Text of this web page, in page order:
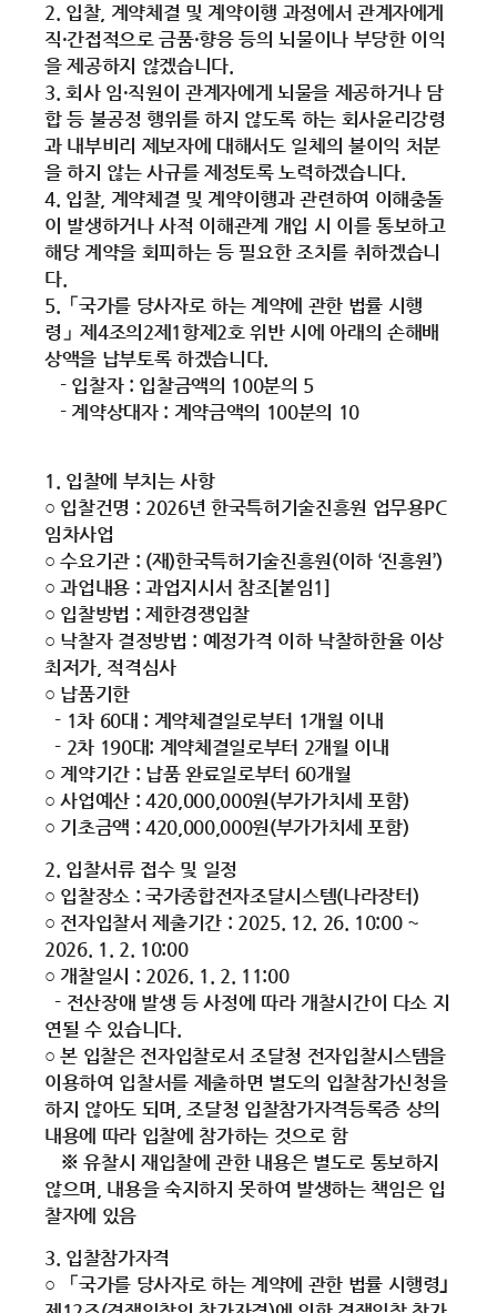
2. 입찰, 계약체결 및 계약이행 과정에서 관계자에게
직·간접적으로 금품·향응 등의 뇌물이나 부당한 이익
을 제공하지 않겠습니다.
3. 회사 임·직원이 관계자에게 뇌물을 제공하거나 담
합 등 불공정 행위를 하지 않도록 하는 회사윤리강령
과 내부비리 제보자에 대해서도 일체의 불이익 처분
을 하지 않는 사규를 제정토록 노력하겠습니다.
4. 입찰, 계약체결 및 계약이행과 관련하여 이해충돌
이 발생하거나 사적 이해관계 개입 시 이를 통보하고
해당 계약을 회피하는 등 필요한 조치를 취하겠습니
다.
5.「국가를 당사자로 하는 계약에 관한 법률 시행
령」제4조의2제1항제2호 위반 시에 아래의 손해배
상액을 납부토록 하겠습니다.
- 입찰자 : 입찰금액의 100분의 5
- 계약상대자 : 계약금액의 100분의 10
1. 입찰에 부치는 사항
○ 입찰건명 : 2026년 한국특허기술진흥원 업무용PC
임차사업
○ 수요기관 : (재)한국특허기술진흥원(이하 ‘진흥원’)
○ 과업내용 : 과업지시서 참조[붙임1]
○ 입찰방법 : 제한경쟁입찰
○ 낙찰자 결정방법 : 예정가격 이하 낙찰하한율 이상
최저가, 적격심사
○ 납품기한
- 1차 60대 : 계약체결일로부터 1개월 이내
- 2차 190대: 계약체결일로부터 2개월 이내
○ 계약기간 : 납품 완료일로부터 60개월
○ 사업예산 : 420,000,000원(부가가치세 포함)
○ 기초금액 : 420,000,000원(부가가치세 포함)
2. 입찰서류 접수 및 일정
○ 입찰장소 : 국가종합전자조달시스템(나라장터)
○ 전자입찰서 제출기간 : 2025. 12. 26. 10:00 ~
2026. 1. 2. 10:00
○ 개찰일시 : 2026. 1. 2. 11:00
- 전산장애 발생 등 사정에 따라 개찰시간이 다소 지
연될 수 있습니다.
○ 본 입찰은 전자입찰로서 조달청 전자입찰시스템을
이용하여 입찰서를 제출하면 별도의 입찰참가신청을
하지 않아도 되며, 조달청 입찰참가자격등록증 상의
내용에 따라 입찰에 참가하는 것으로 함
※ 유찰시 재입찰에 관한 내용은 별도로 통보하지
않으며, 내용을 숙지하지 못하여 발생하는 책임은 입
찰자에 있음
3. 입찰참가자격
○ 「국가를 당사자로 하는 계약에 관한 법률 시행령｣